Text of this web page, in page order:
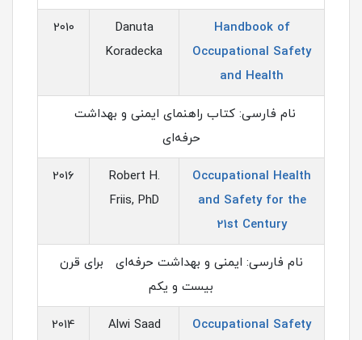
Handbook of
Occupational Safety
and Health
Danuta
Koradecka
2010
نام فارسی: کتاب راهنمای ایمنی و بهداشت
حرفه‌ای
Occupational Health
and Safety for the
21st Century
Robert H.
Friis, PhD
2016
نام فارسی: ایمنی و بهداشت حرفه‌ای برای قرن
بیست و یکم
Occupational Safety
Alwi Saad
2014